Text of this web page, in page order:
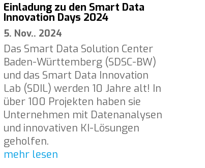
Einladung zu den Smart Data
Innovation Days 2024
5. Nov.. 2024
Das Smart Data Solution Center
Baden-Württemberg (SDSC-BW)
und das Smart Data Innovation
Lab (SDIL) werden 10 Jahre alt! In
über 100 Projekten haben sie
Unternehmen mit Datenanalysen
und innovativen KI-Lösungen
geholfen.
mehr lesen